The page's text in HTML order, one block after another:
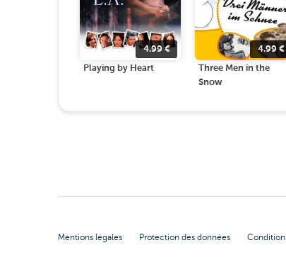
4.99€
Playing by Heart
4.99 €
Three Men in the
Snow
Mentions légales Protection des données